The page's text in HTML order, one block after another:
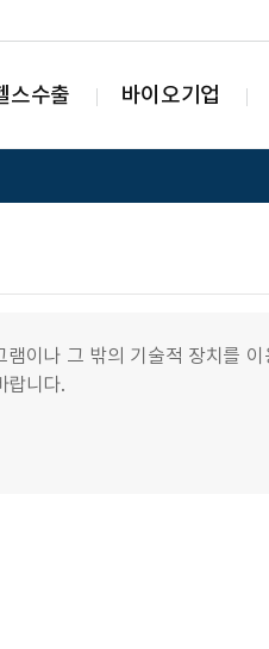
스수출 바이오기업
이나 그 밖의 기술적 장치를
랍니다.